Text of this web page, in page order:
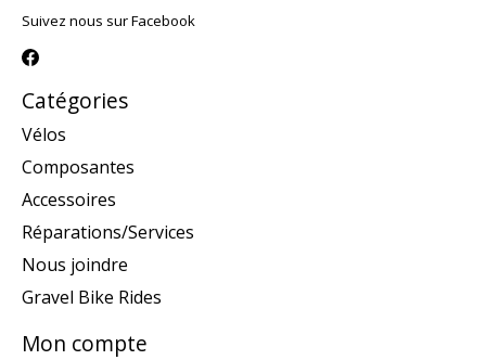
Suivez nous sur Facebook
Catégories
Vélos
Composantes
Accessoires
Réparations/Services
Nous joindre
Gravel Bike Rides
Mon compte